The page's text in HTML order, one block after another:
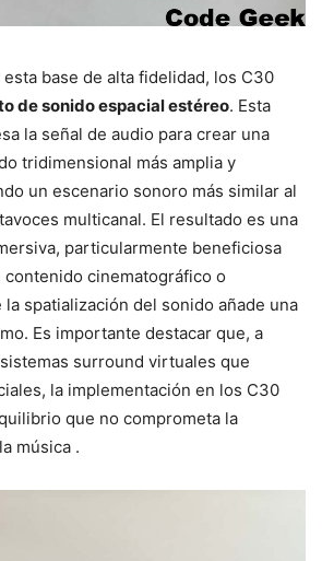
base de alta fidelidad, los C30
de sonido espacial estéreo. Esta
la señal de audio para crear una
tridimensional más amplia y
un escenario sonoro más similar al
multicanal. El resultado es una
particularmente beneficiosa
contenido cinematográfico o
spatialización del sonido añade una
Es importante destacar que, a
surround virtuales que
la implementación en los C30
que no comprometa la
música .